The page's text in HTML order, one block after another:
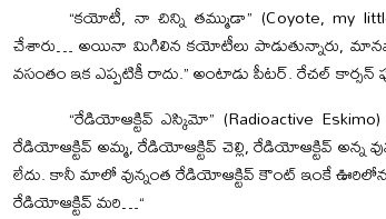
“కయోటీ, నా చిన్ని తమ్ముడా” (Coyote, my
చేశారు… అయినా మిగిలిన కయోటీలు పాడుతున్నారు,
వసంతం ఇక ఎప్పటికీ రాదు.” అంటాడు పీటర్. రేచల్ కార్సన్
“రేడియోఆక్టివ్ ఎస్కిమో” (Radioactive
రేడియోఆక్టివ్ అమ్మ, రేడియోఆక్టివ్ చెల్లి, రేడియోఆక్టివ్ అన్న
లేదు. కానీ మాలో వున్నంత రేడియోఆక్టివ్ కౌంట్ ఇంకే
రేడియోఆక్టివ్ మరి…“